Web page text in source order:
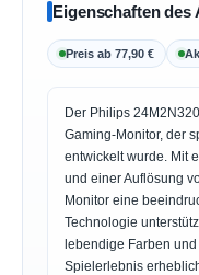
Eigenschaften des
Preis ab 77,90 €
Der Philips
Gaming-Monitor, der
entwickelt wurde. Mit
und einer Auflösung
Monitor eine
Technologie
lebendige Farben
Spielerlebnis